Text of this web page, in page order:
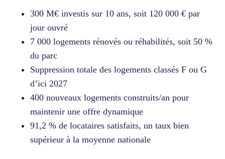
300 M€ investis sur 10 ans, soit 120 000 € par
jour ouvré
7 000 logements rénovés ou réhabilités, soit 50 %
du parc
Suppression totale des logements classés F ou G
d’ici 2027
400 nouveaux logements construits/an pour
maintenir une offre dynamique
91,2 % de locataires satisfaits, un taux bien
supérieur à la moyenne nationale